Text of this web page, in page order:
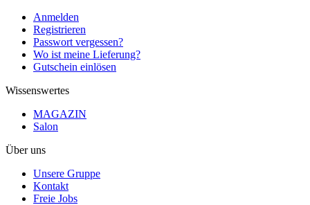
Anmelden
Registrieren
Passwort vergessen?
Wo ist meine Lieferung?
Gutschein einlösen
Wissenswertes
MAGAZIN
Salon
Über uns
Unsere Gruppe
Kontakt
Freie Jobs